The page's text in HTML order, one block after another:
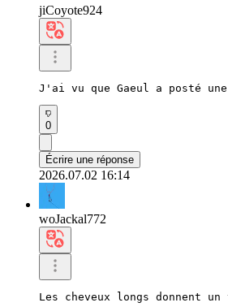
jiCoyote924
J'ai vu que Gaeul a posté
0
Écrire une réponse
2026.07.02 16:14
woJackal772
Les cheveux longs donnent